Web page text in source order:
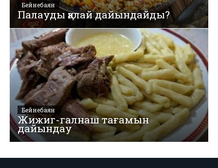
Бейнебаян
Палауды қалай дайындайды?
Бейнебаян
Жижиг-галнаш тағамын
дайындау